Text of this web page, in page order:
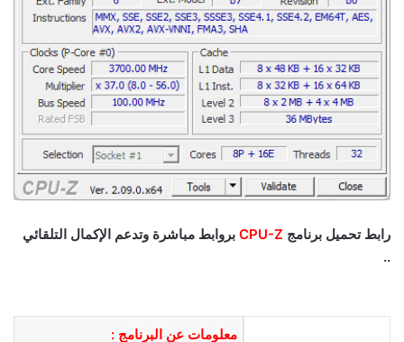
رابط تحميل برنامج CPU-Z بروابط مباشرة وتدعم الإكمال التلقائي
..
معلومات عن البرنامج :